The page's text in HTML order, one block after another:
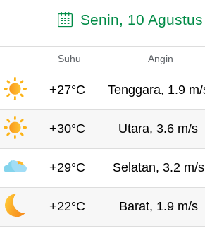
Senin, 10
Suhu Angin
+27°C Tenggara, 1.9 m/
+30°C Utara, 3.6 m/s
+29°C Selatan, 3.2 m/s
+22°C Barat, 1.9 m/s